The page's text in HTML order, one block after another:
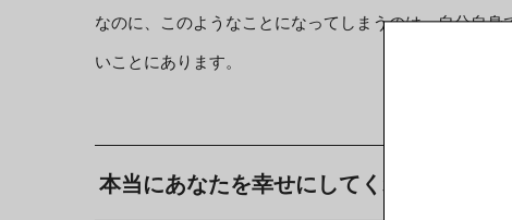
なのに、このようなことになってしまうのは、自分自
いことにあります。
本当にあなたを幸せにしてくれる人と結